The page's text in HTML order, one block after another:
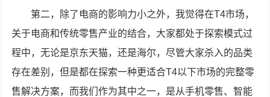
第二，除了电商的影响力小之外，我觉得在T4市场，
关于电商和传统零售产业的结合，大家都处于探索模式过
程中，无论是京东天猫，还是海尔，尽管大家杀入的品类
存在差别，但是都在探索一种更适合T4以下市场的完整零
售解决方案，而我们作为其中之一，是从手机零售、智能